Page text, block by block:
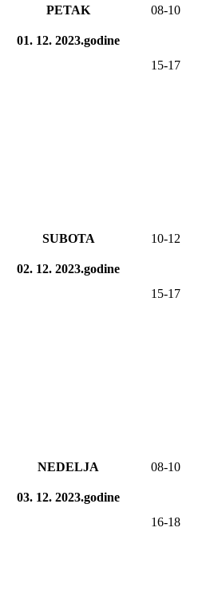
PETAK
01. 12. 2023.godine
08-10
15-17
SUBOTA
02. 12. 2023.godine
10-12
15-17
NEDELJA
03. 12. 2023.godine
08-10
16-18